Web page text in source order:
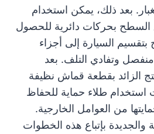
بعد ذلك، يمكن استخدام
السطح بحركات دائرية للحصول
بتقسيم السيارة إلى أجزاء
وتفادي التلف. بعد
الزائد بقطعة قماش نظيفة
استخدام طلاء حماية للحفاظ
من العوامل الخارجية.
والجديدة بإتباع هذه الخطوات